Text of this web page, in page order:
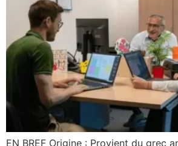
EN BREF Origine : Provient du grec